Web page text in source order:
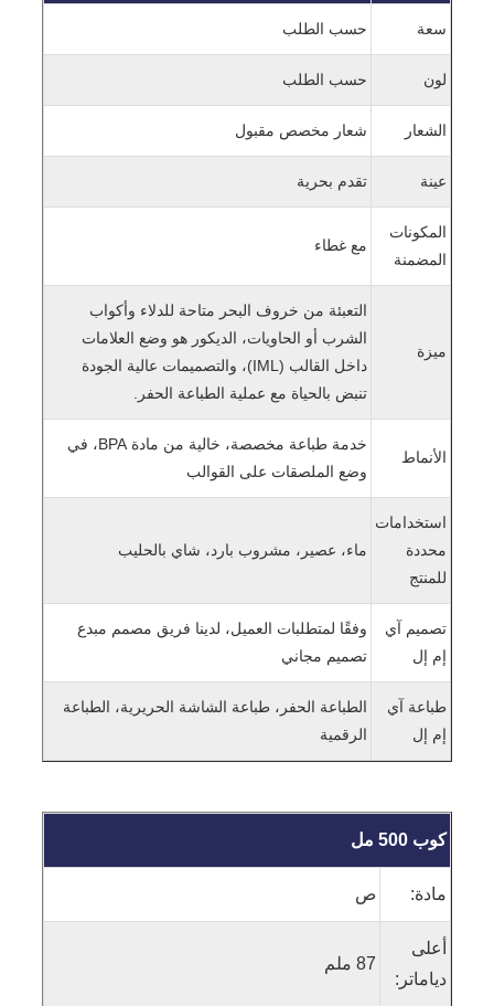
سعة حسب الطلب
لون حسب الطلب
الشعار شعار مخصص مقبول
عينة تقدم بحرية
المكونات
المضمنة
مع غطاء
ميزة
التعبئة من خروف البحر متاحة للدلاء وأكواب
الشرب أو الحاويات، الديكور هو وضع العلامات
داخل القالب (IML)، والتصميمات عالية الجودة
تنبض بالحياة مع عملية الطباعة الحفر.
الأنماط
خدمة طباعة مخصصة، خالية من مادة BPA، في
وضع الملصقات على القوالب
استخدامات
محددة
للمنتج
ماء، عصير، مشروب بارد، شاي بالحليب
تصميم آي
إم إل
وفقًا لمتطلبات العميل، لدينا فريق مصمم مبدع
تصميم مجاني
طباعة آي
إم إل
الطباعة الحفر، طباعة الشاشة الحريرية، الطباعة
الرقمية
كوب 500 مل
مادة: ص
أعلى
دياماتر:
87 ملم